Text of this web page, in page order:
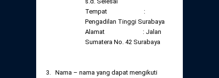
Tempat :
Pengadilan Tinggi Surabaya
Alamat : Jalan
Sumatera No. 42 Surabaya
3. Nama – nama yang dapat mengikuti